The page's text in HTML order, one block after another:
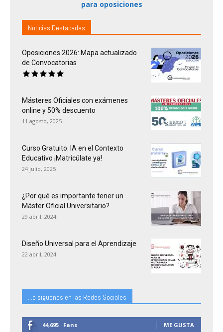
para oposiciones
Noticias Destacadas
Oposiciones 2026: Mapa actualizado
de Convocatorias
Másteres Oficiales con exámenes
online y 50% descuento
11 agosto, 2025
Curso Gratuito: IA en el Contexto
Educativo ¡Matricúlate ya!
24 julio, 2025
¿Por qué es importante tener un
Máster Oficial Universitario?
29 abril, 2024
Diseño Universal para el Aprendizaje
22 abril, 2024
...o siguenos en las Redes Sociales
44,695 Fans ME GUSTA